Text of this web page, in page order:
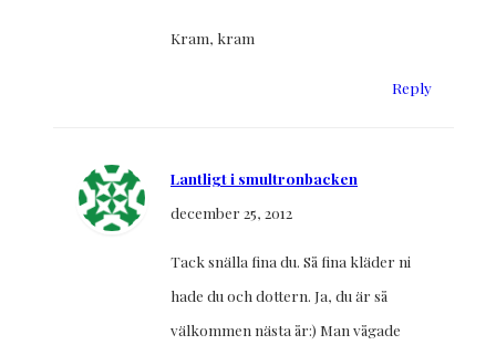
Kram, kram
Reply
Lantligt i smultronbacken
december 25, 2012
Tack snälla fina du. Så fina kläder ni
hade du och dottern. Ja, du är så
välkommen nästa år:) Man vågade